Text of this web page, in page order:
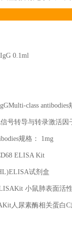
IgG 0.1ml
class antibodies
号转导与转录激活因
规格： 1mg
ELISA Kit
试剂盒
小鼠肺表面活
人尿素酶相关蛋白C